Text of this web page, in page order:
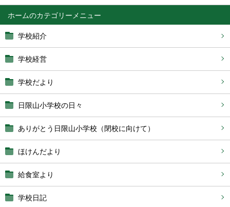
ホーム
学校紹介
学校経営
学校だより
日限山小学校の日々
ありがとう日限山小学校（閉校に向けて）
ほけんだより
給食室より
学校日記